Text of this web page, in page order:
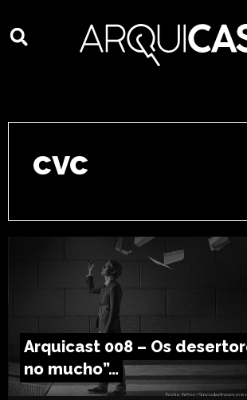
cvc
Arquicast 008 – Os
no mucho”…